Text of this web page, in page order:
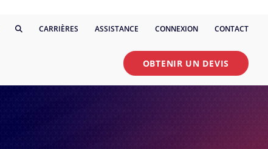
CARRIÈRES ASSISTANCE CONNEXION CONTACT
OBTENIR UN DEVIS